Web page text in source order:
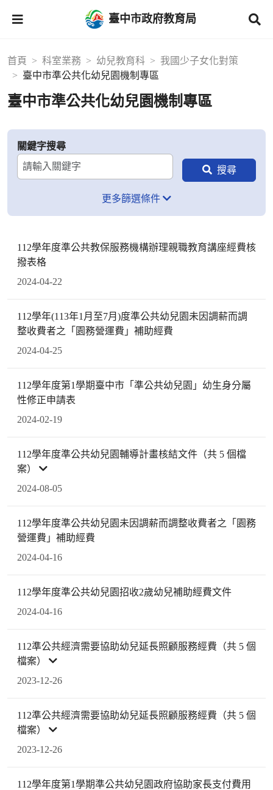
臺中市政府教育局
首頁 科室業務 幼兒教育科
我國少子女化對策
臺中市準公共化幼兒園機制專區
臺中市準公共化幼兒園機制專區
關鍵字搜尋
更多篩選條件
112學年度準公共教保服務機構辦理親職教育講座經費核
撥表格
2024-04-22
112學年(113年1月至7月)度準公共幼兒園未因調薪而調
整收費者之「園務營運費」補助經費
2024-04-25
112學年度第1學期臺中市「準公共幼兒園」幼生身分屬
性修正申請表
2024-02-19
112學年度準公共幼兒園輔導計畫核結文件（共 5 個檔
案）
2024-08-05
112學年度準公共幼兒園未因調薪而調整收費者之「園務
營運費」補助經費
2024-04-16
112學年度準公共幼兒園招收2歲幼兒補助經費文件
2024-04-16
112準公共經濟需要協助幼兒延長照顧服務經費（共 5 個
檔案）
2023-12-26
112準公共經濟需要協助幼兒延長照顧服務經費（共 5 個
檔案）
2023-12-26
112學年度第1學期準公共幼兒園政府協助家長支付費用